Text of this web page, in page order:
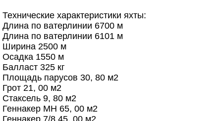
Технические характеристики яхты:
Длина по ватерлинии 6700 м
Длина по ватерлинии 6101 м
Ширина 2500 м
Осадка 1550 м
Балласт 325 кг
Площадь парусов 30, 80 м2
Грот 21, 00 м2
Стаксель 9, 80 м2
Геннакер MH 65, 00 м2
Геннакер 7/8 45, 00 м2